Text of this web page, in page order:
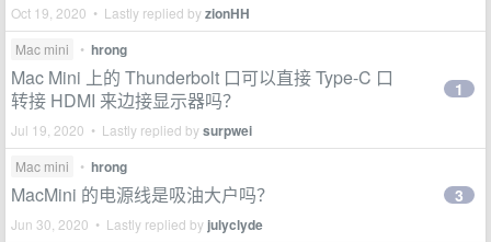
Oct 19, 2020 • Lastly replied byzionHH
Mac mini • hrong
Mac Mini 上的 Thunderbolt 口可以直接 Type-C 口
转接 HDMI 来边接显示器吗？
Jul 19, 2020 • Lastly replied bysurpwei
1
Mac mini • hrong
MacMini 的电源线是吸油大户吗？
Jun 30, 2020 • Lastly replied by julyclyde
3